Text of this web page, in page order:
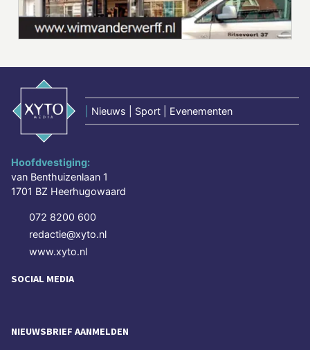
Nieuws | Sport | Evenementen
Hoofdvestiging:
van Benthuizenlaan 1
1701 BZ Heerhugowaard
072 8200 600
redactie@xyto.nl
www.xyto.nl
SOCIAL MEDIA
NIEUWSBRIEF AANMELDEN